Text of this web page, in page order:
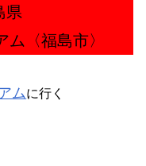
県
〈福島市〉
ムに行く